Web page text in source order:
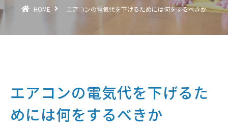
HOME エアコンの電気代を下げるためには何をするべきか
エアコンの電気代を下げるた
めには何をするべきか